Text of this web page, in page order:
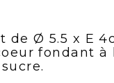
de Ø 5.5 x E
fondant à